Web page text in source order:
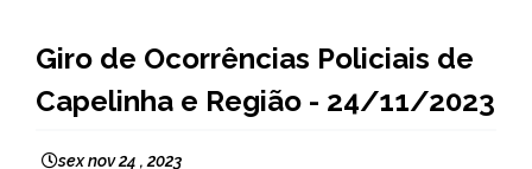
MINAS
GERAIS
NOTÍCIAS
Giro de Ocorrências Policiais de
Capelinha e Região - 24/11/2023
sex nov 24 , 2023